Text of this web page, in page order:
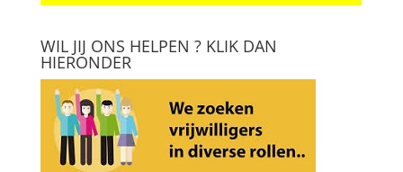
WIL JIJ ONS HELPEN ? KLIK DAN
HIERONDER